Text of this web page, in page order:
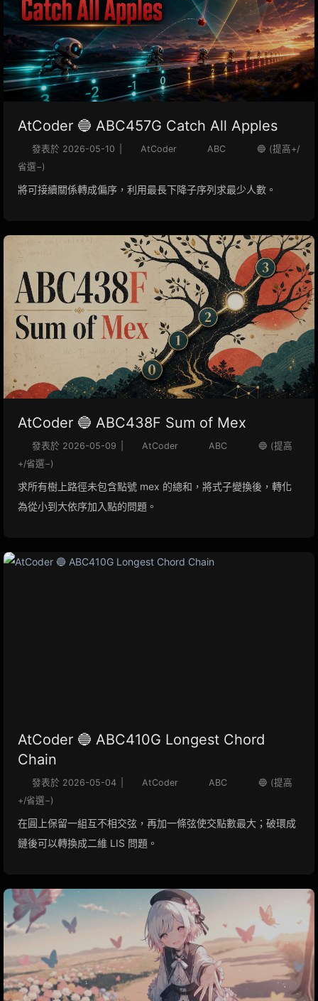
AtCoder 🔵 ABC457G Catch All Apples
發表於 2026-05-10 AtCoder ABC
🔵 (提高+/
省選−)
將可接續關係轉成偏序，利用最長下降子序列求最少人數。
AtCoder 🔵 ABC438F Sum of Mex
發表於 2026-05-09 AtCoder ABC
🔵 (提高
+/省選−)
求所有樹上路徑未包含點號 mex 的總和，將式子變換後，轉化
為從小到大依序加入點的問題。
AtCoder 🔵 ABC410G Longest Chord
Chain
發表於 2026-05-04 AtCoder ABC
🔵 (提高
+/省選−)
在圓上保留一組互不相交弦，再加一條弦使交點數最大；破環成
鏈後可以轉換成二維 LIS 問題。